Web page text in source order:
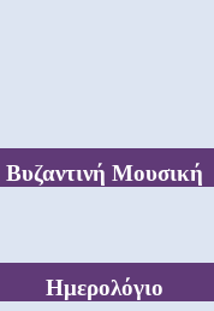
Βυζαντινή Μουσική
Ημερολόγιο